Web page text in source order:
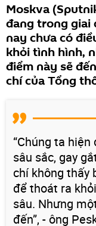
Moskva
đang trong giai
nay chưa có
khỏi tình hình,
điểm này sẽ
chí của Tổng
“Chúng ta
sâu sắc, gay
chí không thấy
để thoát ra
sâu. Nhưng
đến”, - ông